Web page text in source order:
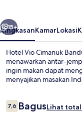
Berikutnya
15+
RingkasanKamarLokasi
Hotel Vio Cimanuk
menawarkan antar-
ingin makan dapat
menyajikan masakan
Ulasan
7,67,6 dari 10
BagusLihat total